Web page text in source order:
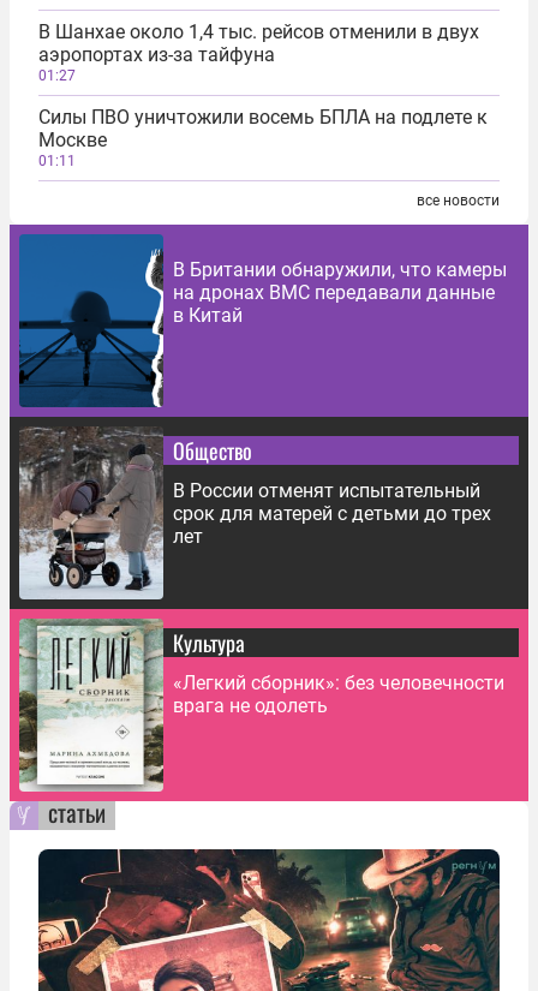
В Шанхае около 1,4 тыс. рейсов отменили в двух
аэропортах из-за тайфуна
01:27
Силы ПВО уничтожили восемь БПЛА на подлете к
Москве
01:11
все новости
В Британии обнаружили, что камеры
на дронах ВМС передавали данные
в Китай
Общество
В России отменят испытательный
срок для матерей с детьми до трех
лет
Культура
«Легкий сборник»: без человечности
врага не одолеть
статьи